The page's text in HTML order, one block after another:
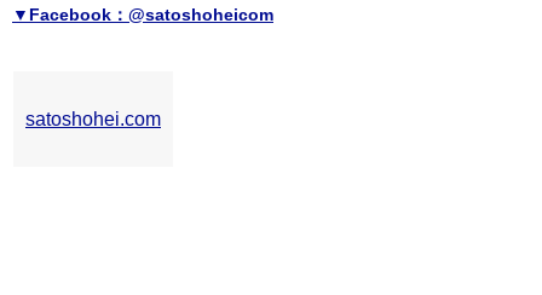
▼Facebook：@satoshoheicom
satoshohei.com